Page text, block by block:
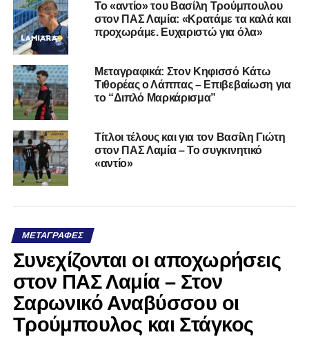
Το «αντίο» του Βασίλη Τρούμπουλου
στον ΠΑΣ Λαμία: «Κρατάμε τα καλά και
προχωράμε. Ευχαριστώ για όλα»
Μεταγραφικά: Στον Κηφισσό Κάτω
Τιθορέας ο Λάππας – Επιβεβαίωση για
το “Διπλό Μαρκάρισμα”
Τίτλοι τέλους και για τον Βασίλη Γιώτη
στον ΠΑΣ Λαμία – Το συγκινητικό
«αντίο»
ΜΕΤΑΓΡΑΦΈΣ
Συνεχίζονται οι αποχωρήσεις
στον ΠΑΣ Λαμία – Στον
Σαρωνικό Αναβύσσου οι
Τρούμπουλος και Στάγκος